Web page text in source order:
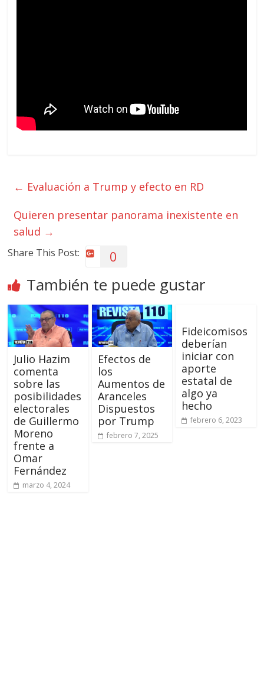
← Evaluación a Trump y efecto en RD
Quieren presentar panorama inexistente en
salud →
Share This Post: 0
También te puede gustar
Julio Hazim
comenta
sobre las
posibilidades
electorales
de Guillermo
Moreno
frente a
Omar
Fernández
marzo 4, 2024
Efectos de
los
Aumentos de
Aranceles
Dispuestos
por Trump
febrero 7, 2025
Fideicomisos
deberían
iniciar con
aporte
estatal de
algo ya
hecho
febrero 6, 2023